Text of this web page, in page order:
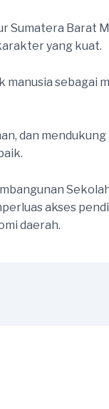
Barat
yang kuat.
sebagai
dan
akses
daerah.